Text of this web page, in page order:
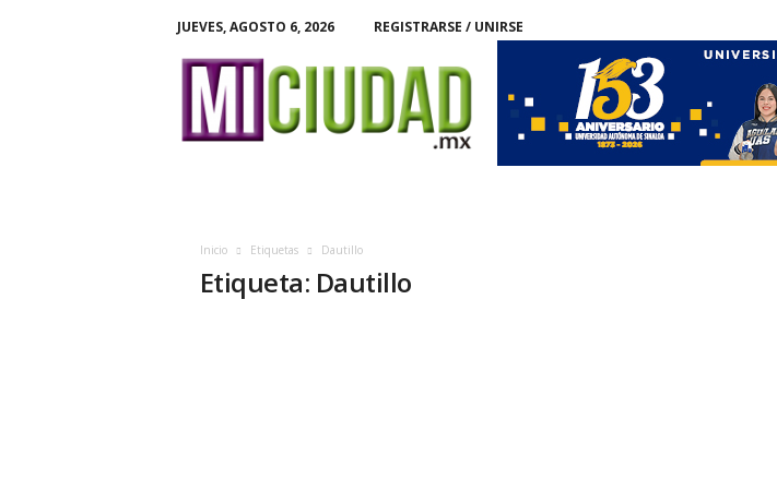
JUEVES, AGOSTO 6, 2026 REGISTRARSE / UNIRSE
u
Inicio Etiquetas Dautillo
Etiqueta: Dautillo